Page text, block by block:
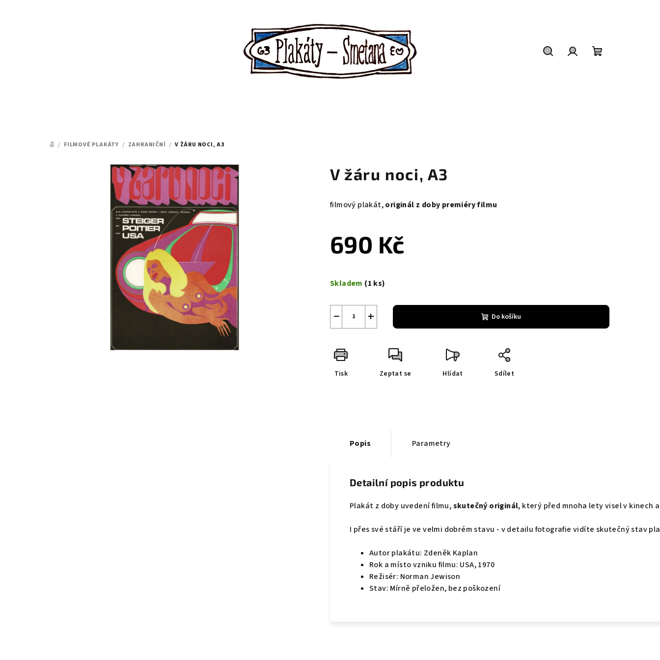
DOMŮ
/ FILMOVÉ PLAKÁTY / ZAHRANIČNÍ / V ŽÁRU NOCI, A3
V žáru noci, A3
filmový plakát,originál z doby premiéry filmu
690 Kč
cena:
Skladem (1 ks)
+
− Do košíku
Tisk Zeptat se Hlídat Sdílet
Popis Parametry
Detailní popis produktu
Plakát z doby uvedení filmu,skutečný originál, který před mnoha lety visel v kinech
I přes své stáří je ve velmi dobrém stavu - v detailu fotografie vidíte skutečný stav
Autor plakátu: Zdeněk Kaplan
Rok a místo vzniku filmu: USA, 1970
Režisér: Norman Jewison
Stav: Mírně přeložen, bez poškození